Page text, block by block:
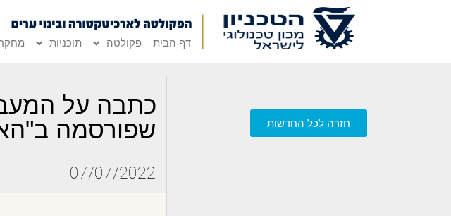
דף הבית פקולטה תוכניות
חזרה לכל החדשות
כתבה על
שפורסמה
07/07/2022